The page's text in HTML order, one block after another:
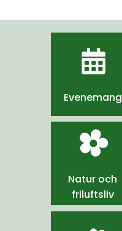
Evenemang
Natur och
friluftsliv